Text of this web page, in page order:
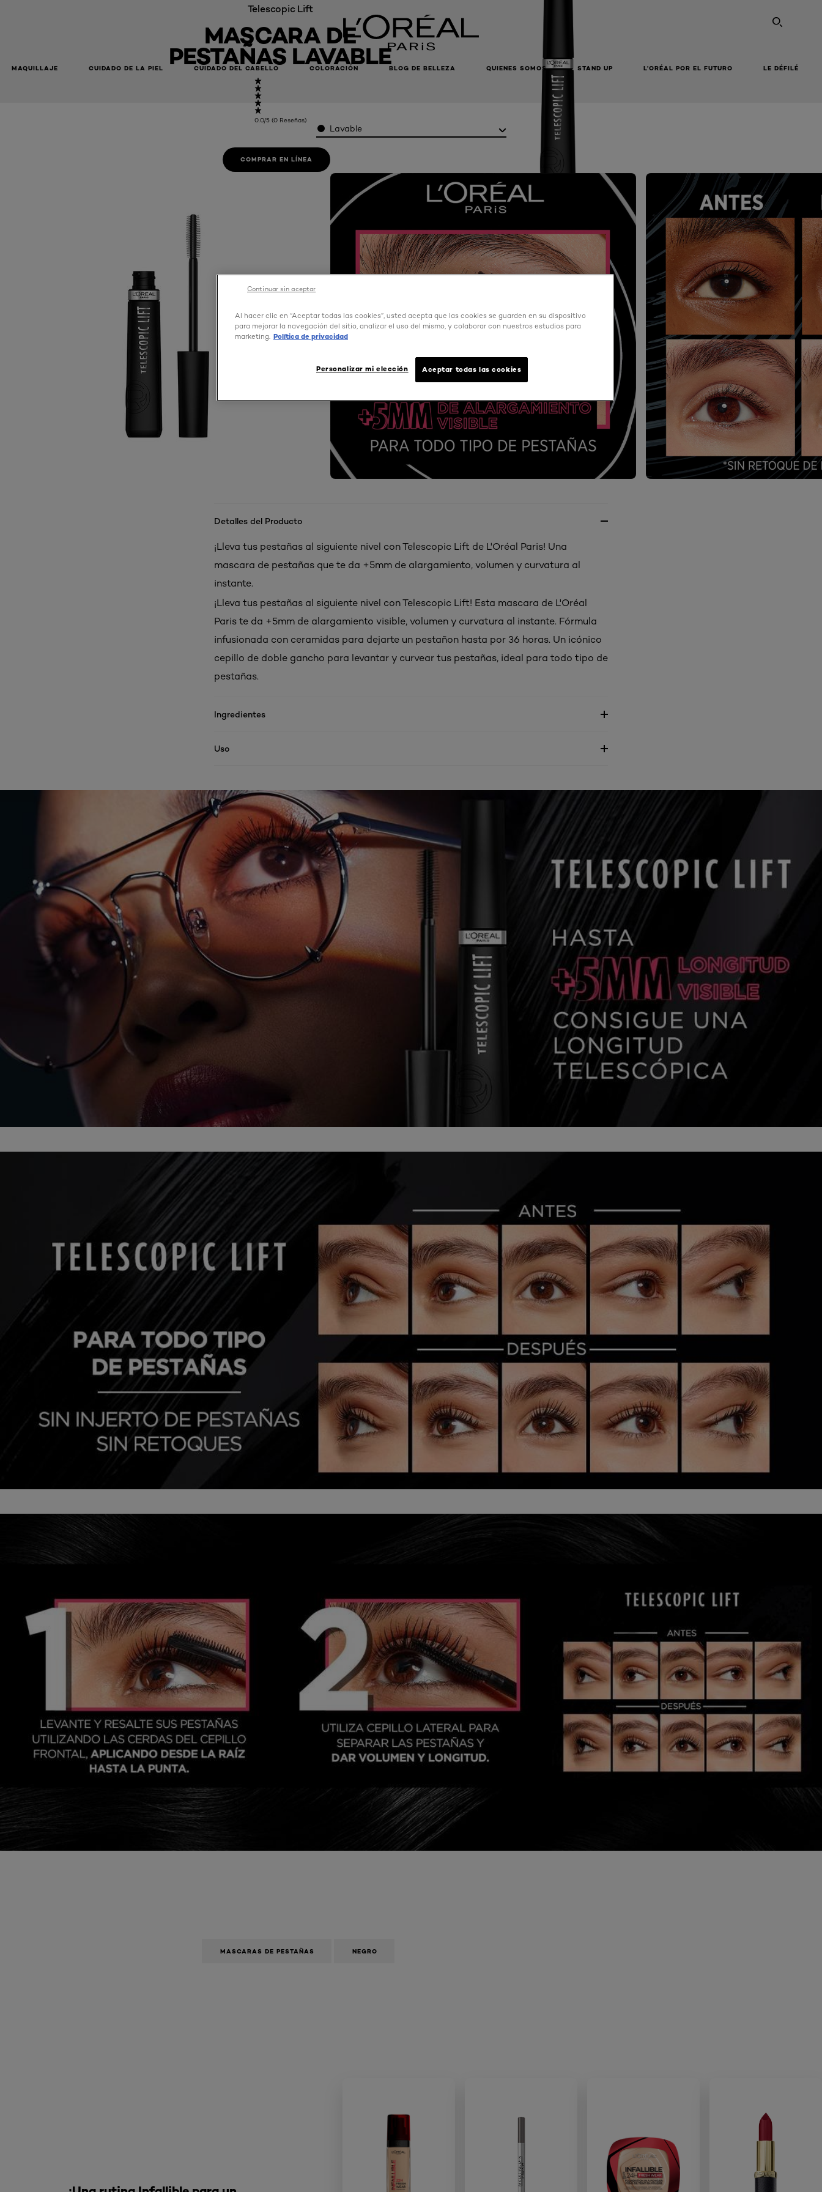
MAQUILLAJE CUIDADO DE LA PIEL CUIDADO DEL CABELLO COLORACIÓN BLOG DE BELLEZA QUIENES SOMOS STAND UP L’ORÉAL POR EL FUTURO LE DÉFILÉ
Telescopic Lift
MASCARA DE
PESTAÑAS LAVABLE
0.0/5 (0 Reseñas)
COMPRAR EN LÍNEA
ColorLavable
NEXT CARD
Detalles del Producto
¡Lleva tus pestañas al siguiente nivel con Telescopic Lift de L'Oréal Paris! Una
mascara de pestañas que te da +5mm de alargamiento, volumen y curvatura al
instante.
¡Lleva tus pestañas al siguiente nivel con Telescopic Lift! Esta mascara de L'Oréal
Paris te da +5mm de alargamiento visible, volumen y curvatura al instante. Fórmula
infusionada con ceramidas para dejarte un pestañon hasta por 36 horas. Un icónico
cepillo de doble gancho para levantar y curvear tus pestañas, ideal para todo tipo de
pestañas.
Ingredientes
Uso
MASCARAS DE PESTAÑAS NEGRO
Al hacer clic en “Aceptar todas las cookies”, usted acepta que las cookies se guarden en su dispositivo
para mejorar la navegación del sitio, analizar el uso del mismo, y colaborar con nuestros estudios para
marketing. Política de privacidad
Aceptar todas las cookies
Personalizar mi elección
Continuar sin aceptar